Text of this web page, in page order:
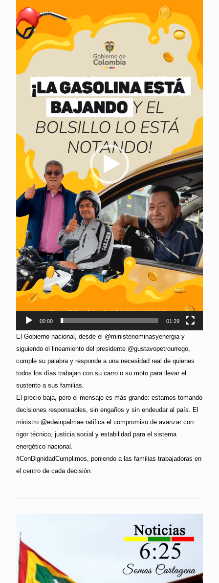
de
vídeo
00:00 01:29
El Gobierno nacional, desde el @ministeriominasyenergia y
siguiendo el lineamiento del presidente @gustavopetrourrego,
cumple su palabra y responde a una necesidad real de quienes
todos los días trabajan con su carro o su moto para llevar el
sustento a sus familias.
El precio baja, pero el mensaje es más grande: estamos tomando
decisiones responsables, sin engaños y sin endeudar al país. El
ministro @edwinpalmae ratifica el compromiso de avanzar con
rigor técnico, justicia social y estabilidad para el sistema
energético nacional.
#ConDignidadCumplimos, poniendo a las familias trabajadoras en
el centro de cada decisión.